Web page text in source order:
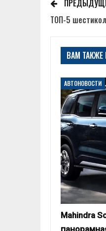
ТОП-5
ВАМ ТАКЖЕ
АВТОНОВОСТИ
Mahindra